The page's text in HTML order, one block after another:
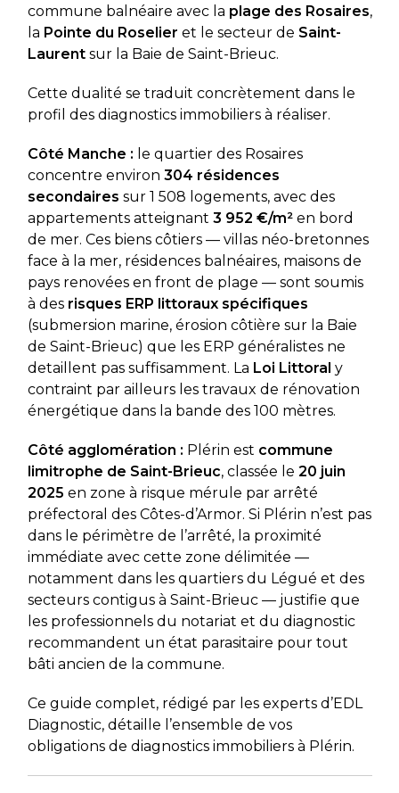
commune balnéaire avec la plage des Rosaires,
la Pointe du Roselier et le secteur de Saint-
Laurentsur la Baie de Saint-Brieuc.
Cette dualité se traduit concrètement dans le
profil des diagnostics immobiliers à réaliser.
Côté Manche : le quartier des Rosaires
concentre environ 304 résidences
secondaires sur 1 508 logements, avec des
appartements atteignant 3 952 €/m²en bord
de mer. Ces biens côtiers — villas néo-bretonnes
face à la mer, résidences balnéaires, maisons de
pays renovées en front de plage — sont soumis
à des risques ERP littoraux spécifiques
(submersion marine, érosion côtière sur la Baie
de Saint-Brieuc) que les ERP généralistes ne
detaillent pas suffisamment. La Loi Littoral y
contraint par ailleurs les travaux de rénovation
énergétique dans la bande des 100 mètres.
Côté agglomération : Plérin est commune
limitrophe de Saint-Brieuc, classée le 20 juin
2025 en zone à risque mérule par arrêté
préfectoral des Côtes-d’Armor. Si Plérin n’est pas
dans le périmètre de l’arrêté, la proximité
immédiate avec cette zone délimitée —
notamment dans les quartiers du Légué et des
secteurs contigus à Saint-Brieuc — justifie que
les professionnels du notariat et du diagnostic
recommandent un état parasitaire pour tout
bâti ancien de la commune.
Ce guide complet, rédigé par les experts d’EDL
Diagnostic, détaille l’ensemble de vos
obligations de diagnostics immobiliers à Plérin.